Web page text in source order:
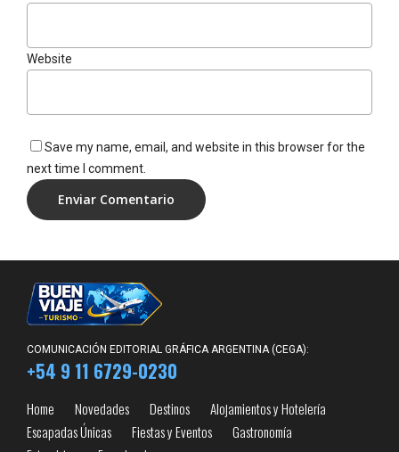
Website
Save my name, email, and website in this browser for the
next time I comment.
COMUNICACIÓN EDITORIAL GRÁFICA ARGENTINA (CEGA):
+54 9 11 6729-0230
Home Novedades Destinos
Alojamientos y Hotelería
Escapadas Únicas
Fiestas y Eventos
Gastronomía